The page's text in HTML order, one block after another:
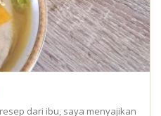
dari ibu, saya menyajikan